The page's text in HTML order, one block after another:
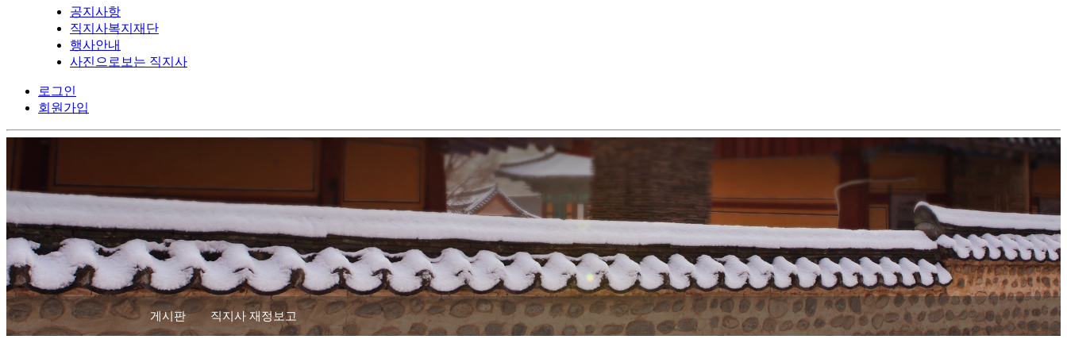
공지사항
직지사복지재단
행사안내
사진으로보는 직지사
로그인
회원가입
게시판 직지사 재정보고